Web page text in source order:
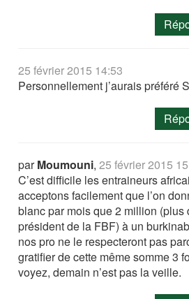
25 février 2015 14:53
Personnellement j’aurais préféré
parMoumouni,25 février 2015
C’est difficile les entraineurs
acceptons facilement que l’on
blanc par mois que 2 million (plus
président de la FBF) à un
nos pro ne le respecteront pas
gratifier de cette même somme 3
voyez, demain n’est pas la veille.